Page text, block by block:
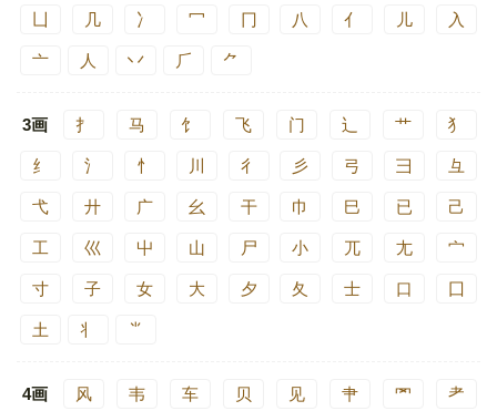
几 冫 冖 冂 八 亻 儿 入
亠 人 丷 ⺁ ⺈
3画 扌 马 饣 飞 门 辶 艹 犭
纟 氵 忄 川 彳 彡 弓 彐 彑
弋 廾 广 幺 干 巾 巳 已 己
工 巛 屮 山 尸 小 兀 尢 宀
寸 子 女 大 夕 夂 士 口 囗
土 丬 ⺌
4画 风 韦 车 贝 见 肀 罓 耂